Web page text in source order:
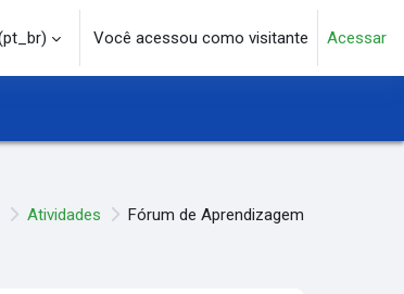
Você acessou como visitante Acessar
Atividades Fórum de Aprendizagem